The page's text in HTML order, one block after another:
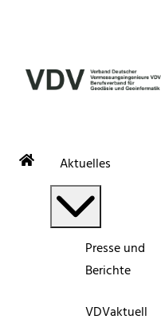
Aktuelles
Presse und
Berichte
VDVaktuell